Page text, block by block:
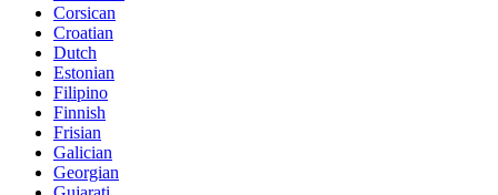
Corsican
Croatian
Dutch
Estonian
Filipino
Finnish
Frisian
Galician
Georgian